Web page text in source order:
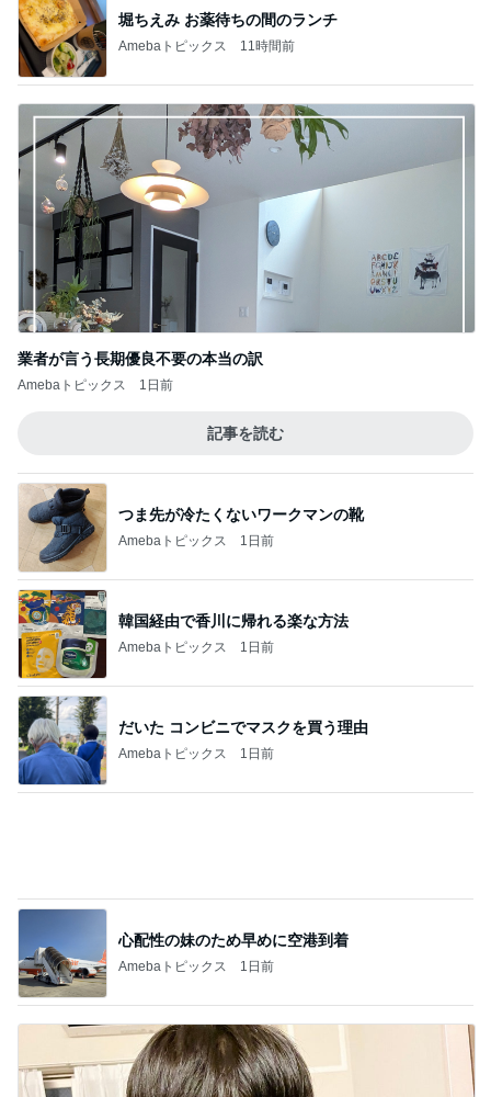
業者が言う長期優良不要の本当の訳
Amebaトピックス 1日前
Amebaトピックス 1日前
韓国経由で香川に帰れる楽な方法
Amebaトピックス 1日前
だいた コンビニでマスクを買う理由
Amebaトピックス 1日前